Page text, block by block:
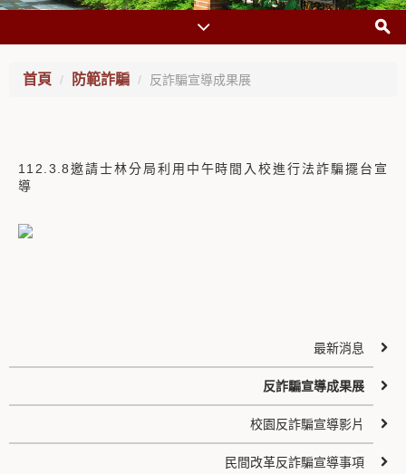
首頁 防範詐騙 反詐騙宣導成果展
112.3.8邀請士林分局利用中午時間入校進行法詐騙擺台宣
導
最新消息
反詐騙宣導成果展
校園反詐騙宣導影片
民間改革反詐騙宣導事項